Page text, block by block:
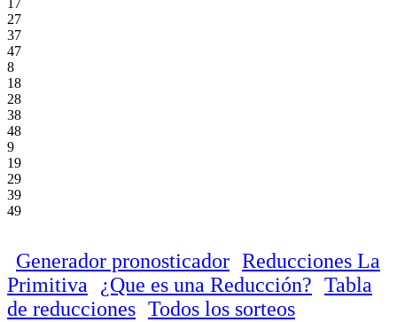
27
37
47
8
18
28
38
48
9
19
29
39
49
Generador pronosticador Reducciones La
Primitiva
¿Que es una Reducción? Tabla
de reducciones Todos los sorteos